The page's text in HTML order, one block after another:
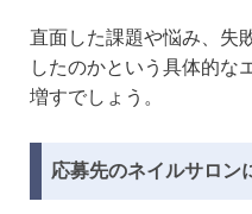
直面した課題や悩み、失
したのかという具体的な
増すでしょう。
応募先のネイルサロン